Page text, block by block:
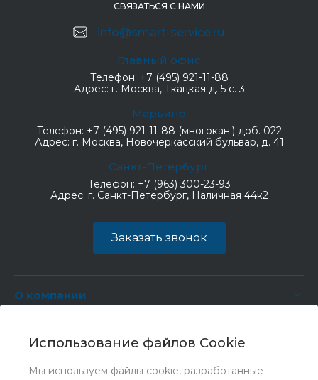
Использование файлов Cookie
Мы используем файлы cookie, разработанные
СВЯЗАТЬСЯ С НАМИ
info@smart-service.ru
Главный офис
Телефон: +7 (495) 921-11-88
Адрес: г. Москва, Ткацкая д. 5 с. 3
Марьино
Телефон: +7 (495) 921-11-88 (многокан.) доб. 022
Адрес: г. Москва, Новочеркасский бульвар, д. 41
Санкт-Петербург
Телефон: +7 (963) 300-23-93
Адрес: г. Санкт-Петербург, Наличная 44к2
Заказать звонок
О компании
Услуги